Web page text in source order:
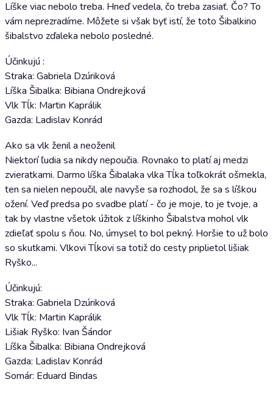
Líške viac nebolo treba. Hneď vedela, čo treba zasiať. Čo? To
vám neprezradíme. Môžete si však byť istí, že toto Šibalkino
šibalstvo zďaleka nebolo posledné.
Účinkujú :
Straka: Gabriela Dzúriková
Líška Šibalka: Bibiana Ondrejková
Vlk Tĺk: Martin Kaprálik
Gazda: Ladislav Konrád
Ako sa vlk ženil a neoženil
Niektorí ľudia sa nikdy nepoučia. Rovnako to platí aj medzi
zvieratkami. Darmo líška Šibalaka vlka Tĺka toľkokrát ošmekla,
ten sa nielen nepoučil, ale navyše sa rozhodol, že sa s líškou
ožení. Veď predsa po svadbe platí - čo je moje, to je tvoje, a
tak by vlastne všetok úžitok z líškinho Šibalstva mohol vlk
zdieľať spolu s ňou. No, úmysel to bol pekný. Horšie to už bolo
so skutkami. Vlkovi Tĺkovi sa totiž do cesty priplietol lišiak
Ryško...
Účinkujú:
Straka: Gabriela Dzúriková
Vlk Tĺk: Martin Kaprálik
Lišiak Ryško: Ivan Šándor
Líška Šibalka: Bibiana Ondrejková
Gazda: Ladislav Konrád
Somár: Eduard Bindas